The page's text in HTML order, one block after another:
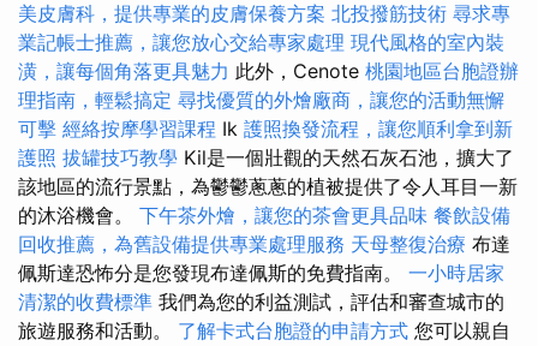
美皮膚科，提供專業的皮膚保養方案 北投撥筋技術 尋求專
業記帳士推薦，讓您放心交給專家處理 現代風格的室內裝
潢，讓每個角落更具魅力 此外，Cenote 桃園地區台胞證辦
理指南，輕鬆搞定 尋找優質的外燴廠商，讓您的活動無懈
可擊 經絡按摩學習課程 Ik 護照換發流程，讓您順利拿到新
護照 拔罐技巧教學 Kil是一個壯觀的天然石灰石池，擴大了
該地區的流行景點，為鬱鬱蔥蔥的植被提供了令人耳目一新
的沐浴機會。 下午茶外燴，讓您的茶會更具品味 餐飲設備
回收推薦，為舊設備提供專業處理服務 天母整復治療 布達
佩斯達恐怖分是您發現布達佩斯的免費指南。 一小時居家
清潔的收費標準 我們為您的利益測試，評估和審查城市的
旅遊服務和活動。 了解卡式台胞證的申請方式 您可以親自